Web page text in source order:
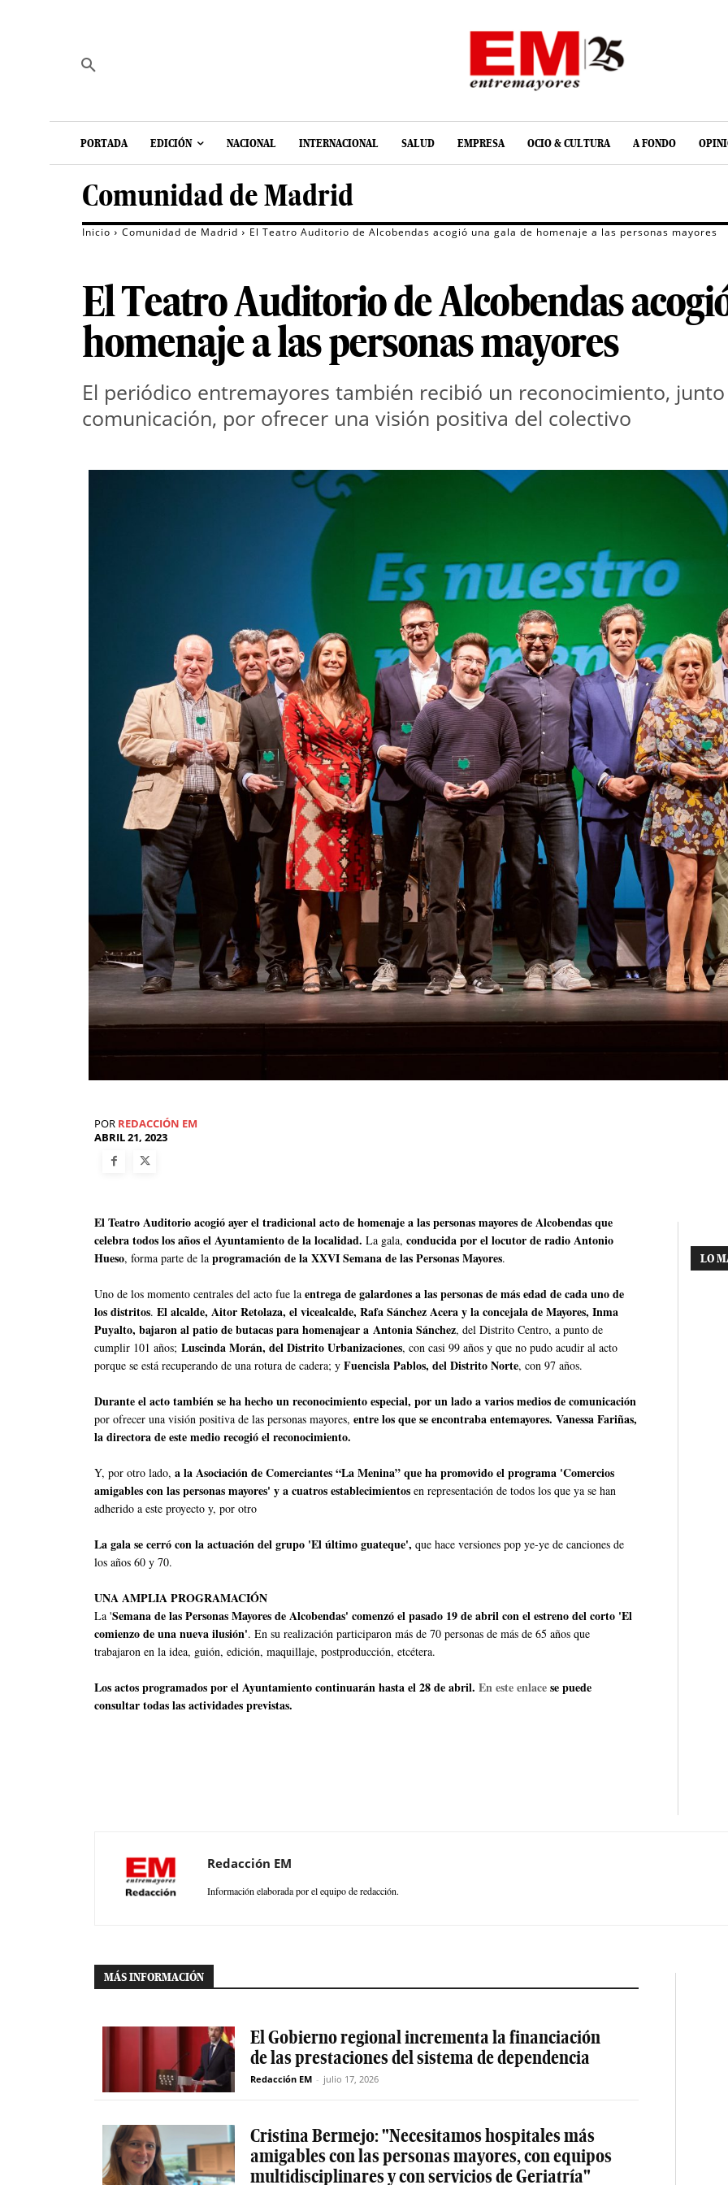
PORTADA EDICIÓN NACIONAL INTERNACIONAL SALUD EMPRESA OCIO & CULTURA A FONDO
Comunidad de Madrid
Inicio Comunidad de Madrid El Teatro Auditorio de Alcobendas acogió una gala de homenaje a las personas mayores
El Teatro Auditorio de Alcobendas
homenaje a las personas mayores
El periódico entremayores también recibió un reconocimiento,
comunicación, por ofrecer una visión positiva del colectivo
POR REDACCIÓN EM
ABRIL 21, 2023
El Teatro Auditorio acogió ayer el tradicional acto de homenaje a las personas mayores de Alcobendas que
celebra todos los años el Ayuntamiento de la localidad. La gala, conducida por el locutor de radio Antonio
Hueso, forma parte de la programación de la XXVI Semana de las Personas Mayores.
Uno de los momento centrales del acto fue la entrega de galardones a las personas de más edad de cada uno de
los distritos. El alcalde, Aitor Retolaza, el vicealcalde, Rafa Sánchez Acera y la concejala de Mayores, Inma
Puyalto, bajaron al patio de butacas para homenajear a Antonia Sánchez, del Distrito Centro, a punto de
cumplir 101 años; Luscinda Morán, del Distrito Urbanizaciones, con casi 99 años y que no pudo acudir al acto
porque se está recuperando de una rotura de cadera; y Fuencisla Pablos, del Distrito Norte, con 97 años.
Durante el acto también se ha hecho un reconocimiento especial, por un lado a varios medios de comunicación
por ofrecer una visión positiva de las personas mayores, entre los que se encontraba entemayores. Vanessa Fariñas,
la directora de este medio recogió el reconocimiento.
Y, por otro lado, a la Asociación de Comerciantes “La Menina” que ha promovido el programa 'Comercios
amigables con las personas mayores' y a cuatros establecimientos en representación de todos los que ya se han
adherido a este proyecto y, por otro
La gala se cerró con la actuación del grupo 'El último guateque', que hace versiones pop ye-ye de canciones de
los años 60 y 70.
UNA AMPLIA PROGRAMACIÓN
La 'Semana de las Personas Mayores de Alcobendas' comenzó el pasado 19 de abril con el estreno del corto 'El
comienzo de una nueva ilusión'. En su realización participaron más de 70 personas de más de 65 años que
trabajaron en la idea, guión, edición, maquillaje, postproducción, etcétera.
Los actos programados por el Ayuntamiento continuarán hasta el 28 de abril. En este enlacese puede
consultar todas las actividades previstas.
LO
Redacción EM
Información elaborada por el equipo de redacción.
MÁS INFORMACIÓN
El Gobierno regional incrementa la financiación
de las prestaciones del sistema de dependencia
Redacción EM - julio 17, 2026
Cristina Bermejo: "Necesitamos hospitales más
amigables con las personas mayores, con equipos
multidisciplinares y con servicios de Geriatría"